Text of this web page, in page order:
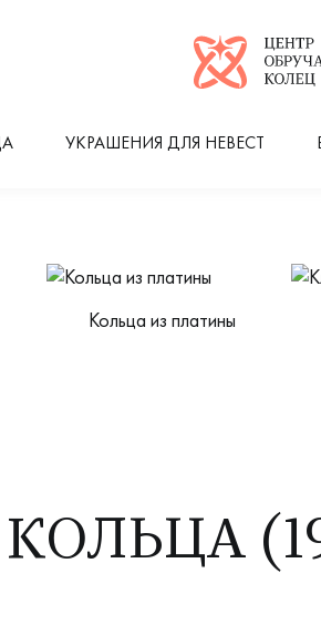
Логотип
УКРАШЕНИЯ ДЛЯ НЕВЕСТ
Кольца из платины